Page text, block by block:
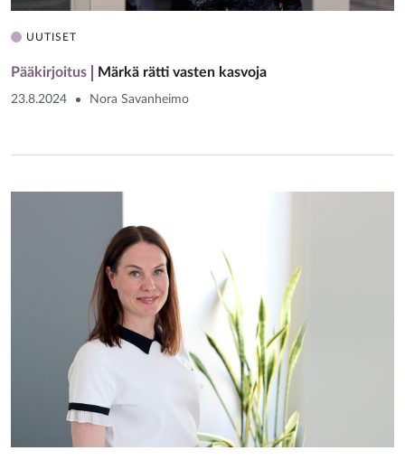
UUTISET
Pääkirjoitus Märkä rätti vasten kasvoja
23.8.2024 Nora Savanheimo